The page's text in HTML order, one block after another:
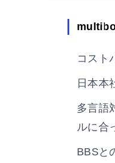
コスト
日本本
多言語
ルに合
BBSと